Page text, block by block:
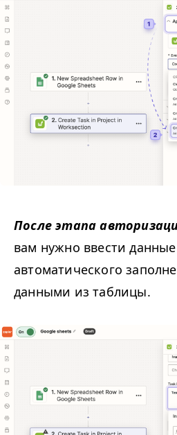
После этапа
вам нужно ввести
автоматического
данными из таблицы.